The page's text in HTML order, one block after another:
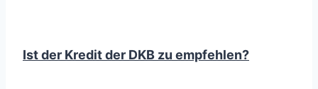
Ist der Kredit der DKB zu empfehlen?